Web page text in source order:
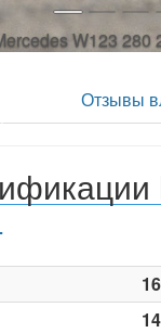
W123 280
Отзывы